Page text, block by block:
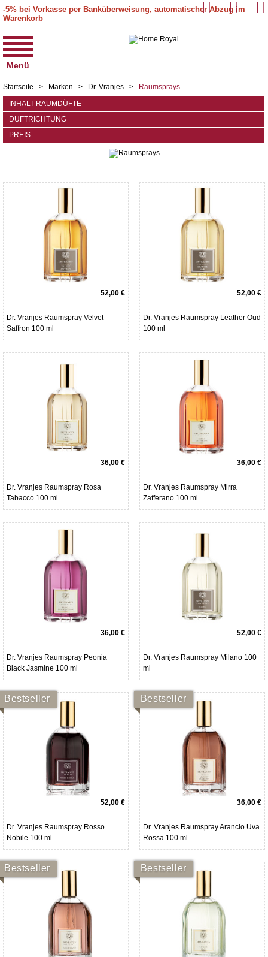
-5% bei Vorkasse per Banküberweisung, automatischer Abzug im
Warenkorb
Menü
Startseite > Marken > Dr. Vranjes >
Raumsprays
INHALT RAUMDÜFTE
DUFTRICHTUNG
PREIS
52,00 €
Dr. Vranjes Raumspray Velvet
Saffron 100 ml
52,00 €
Dr. Vranjes Raumspray Leather Oud
100 ml
36,00 €
Dr. Vranjes Raumspray Rosa
Tabacco 100 ml
36,00 €
Dr. Vranjes Raumspray Mirra
Zafferano 100 ml
36,00 €
Dr. Vranjes Raumspray Peonia
Black Jasmine 100 ml
52,00 €
Dr. Vranjes Raumspray Milano 100
ml
Bestseller
52,00 €
Dr. Vranjes Raumspray Rosso
Nobile 100 ml
Bestseller
36,00 €
Dr. Vranjes Raumspray Arancio Uva
Rossa 100 ml
Bestseller Bestseller